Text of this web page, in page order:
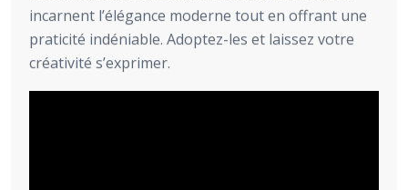
incarnent l’élégance moderne tout en offrant une
praticité indéniable. Adoptez-les et laissez votre
créativité s’exprimer.